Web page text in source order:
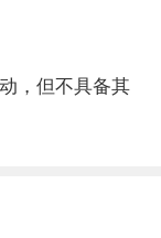
，但不具备其